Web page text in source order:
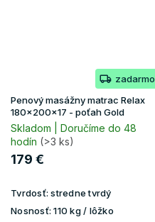
zadarmo
Penový masážny matrac Relax
180x200x17 - poťah Gold
Skladom | Doručíme do 48
hodín (>3 ks)
179 €
Tvrdosť: stredne tvrdý
Nosnosť:110 kg / lôžko